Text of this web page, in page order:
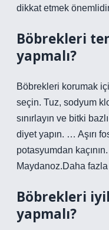
dikkat etmek
Böbrekleri
yapmalı?
Böbrekleri korumak
seçin. Tuz, sodyum
sınırlayın ve bitki
diyet yapın. … Aşırı
potasyumdan
Maydanoz.Daha
Böbrekleri
yapmalı?